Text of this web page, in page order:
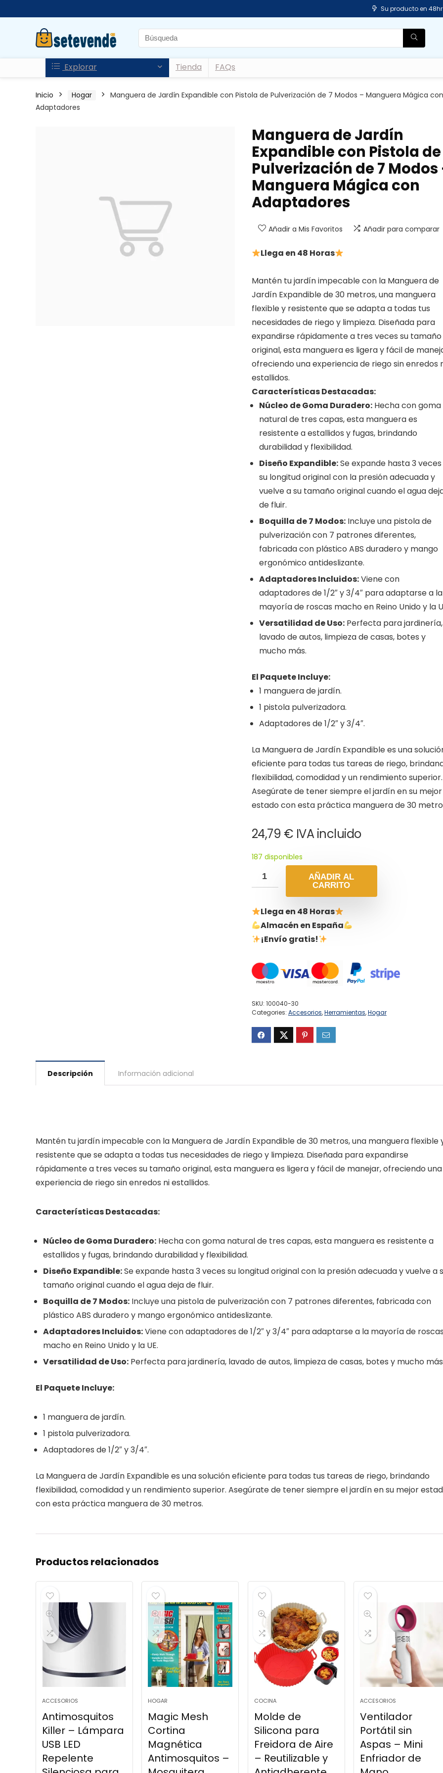
Su producto en
Explorar Tienda FAQs
Inicio Hogar
Manguera de Jardín Expandible con Pistola de Pulverización de 7 Modos – Manguera Mágica con
Adaptadores
Manguera de Jardín
Expandible con Pistola de
Pulverización de 7 Modos
Manguera Mágica con
Adaptadores
Añadir a Mis Favoritos Añadir para comparar
Llega en 48 Horas
Mantén tu jardín impecable con la Manguera de
Jardín Expandible de 30 metros, una manguera
flexible y resistente que se adapta a todas tus
necesidades de riego y limpieza. Diseñada para
expandirse rápidamente a tres veces su tamaño
original, esta manguera es ligera y fácil de
ofreciendo una experiencia de riego sin enredos
estallidos.
Características Destacadas:
Núcleo de Goma Duradero:Hecha con goma
natural de tres capas, esta manguera es
resistente a estallidos y fugas, brindando
durabilidad y flexibilidad.
Diseño Expandible:Se expande hasta 3 veces
su longitud original con la presión adecuada y
vuelve a su tamaño original cuando el agua
de fluir.
Boquilla de 7 Modos:Incluye una pistola de
pulverización con 7 patrones diferentes,
fabricada con plástico ABS duradero y mango
ergonómico antideslizante.
Adaptadores Incluidos:Viene con
adaptadores de 1/2″ y 3/4″ para adaptarse a la
mayoría de roscas macho en Reino Unido y la
Versatilidad de Uso:Perfecta para jardinería,
lavado de autos, limpieza de casas, botes y
mucho más.
El Paquete Incluye:
1 manguera de jardín.
1 pistola pulverizadora.
Adaptadores de 1/2″ y 3/4″.
La Manguera de Jardín Expandible es una
eficiente para todas tus tareas de riego,
flexibilidad, comodidad y un rendimiento superior.
Asegúrate de tener siempre el jardín en su mejor
estado con esta práctica manguera de 30
24,79 € IVA incluido
187 disponibles
AÑADIR AL
CARRITO
Llega en 48 Horas
Almacén en España
¡Envío gratis!
SKU: 100040-30
Categories: Accesorios,Herramientas,Hogar
Descripción Información adicional
Mantén tu jardín impecable con la Manguera de Jardín Expandible de 30 metros, una manguera flexible
resistente que se adapta a todas tus necesidades de riego y limpieza. Diseñada para expandirse
rápidamente a tres veces su tamaño original, esta manguera es ligera y fácil de manejar, ofreciendo una
experiencia de riego sin enredos ni estallidos.
Características Destacadas:
Núcleo de Goma Duradero: Hecha con goma natural de tres capas, esta manguera es resistente a
estallidos y fugas, brindando durabilidad y flexibilidad.
Diseño Expandible:Se expande hasta 3 veces su longitud original con la presión adecuada y vuelve a
tamaño original cuando el agua deja de fluir.
Boquilla de 7 Modos: Incluye una pistola de pulverización con 7 patrones diferentes, fabricada con
plástico ABS duradero y mango ergonómico antideslizante.
Adaptadores Incluidos:Viene con adaptadores de 1/2″ y 3/4″ para adaptarse a la mayoría de
macho en Reino Unido y la UE.
Versatilidad de Uso: Perfecta para jardinería, lavado de autos, limpieza de casas, botes y mucho
El Paquete Incluye:
1 manguera de jardín.
1 pistola pulverizadora.
Adaptadores de 1/2″ y 3/4″.
La Manguera de Jardín Expandible es una solución eficiente para todas tus tareas de riego, brindando
flexibilidad, comodidad y un rendimiento superior. Asegúrate de tener siempre el jardín en su mejor
con esta práctica manguera de 30 metros.
Productos relacionados
ACCESORIOS
Antimosquitos
Killer – Lámpara
USB LED
Repelente
HOGAR
Magic Mesh
Cortina
Magnética
Antimosquitos –
COCINA
Molde de
Silicona para
Freidora de Aire
– Reutilizable y
ACCESORIOS
Ventilador
Portátil sin
Aspas – Mini
Enfriador de